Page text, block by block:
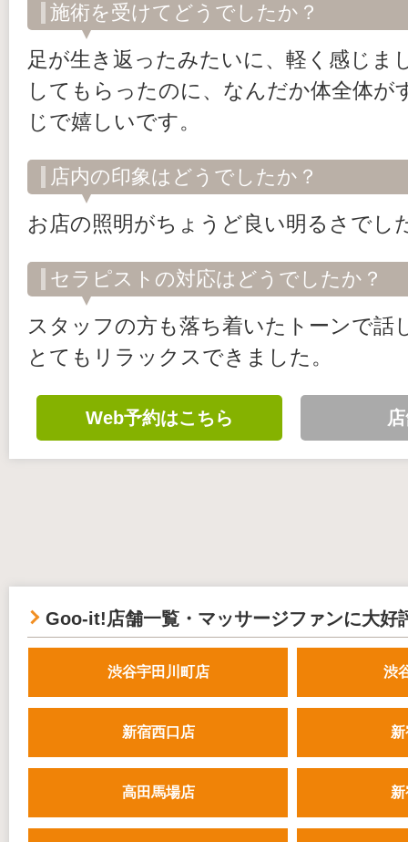
施術を受けてどうでしたか？
足が生き返ったみたいに、軽く感じま
してもらったのに、なんだか体全体が
じで嬉しいです。
店内の印象はどうでしたか？
お店の照明がちょうど良い明るさでし
セラピストの対応はどうでしたか？
スタッフの方も落ち着いたトーンで話
とてもリラックスできました。
Web予約はこちら
Goo-it!店舗一覧・マッサージファンに大好
渋谷宇田川町店 渋
新宿西口店
高田馬場店